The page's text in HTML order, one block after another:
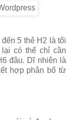
5 thẻ H2 là tối
có thể chỉ cần
đâu. Dĩ nhiên là
hợp phân bố từ